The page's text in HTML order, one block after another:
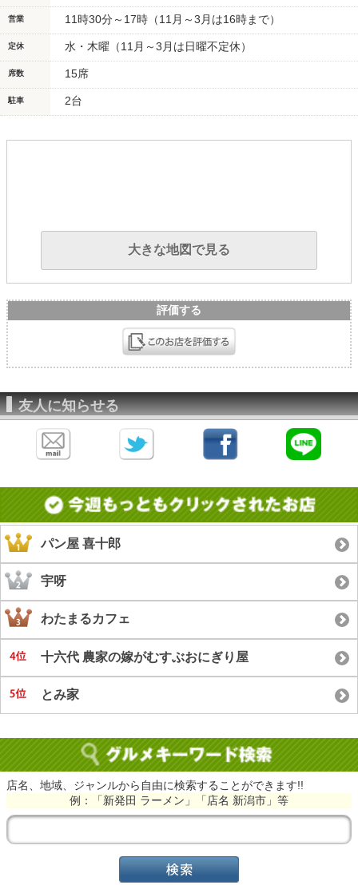
営業 11時30分～17時（11月～3月は16時まで）
定休 水・木曜（11月～3月は日曜不定休）
席数 15席
駐車 2台
大きな地図で見る
評価する
友人に知らせる
パン屋 喜十郎
宇呀
わたまるカフェ
十六代 農家の嫁がむすぶおにぎり屋
とみ家
店名、地域、ジャンルから自由に検索することができます!!
例：「新発田 ラーメン」「店名 新潟市」等